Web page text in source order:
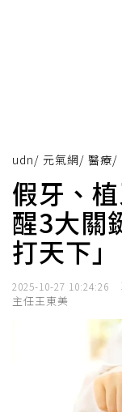
udn/ 元氣網/ 醫療/
假牙、
醒3大關
打天下」
2025-10-27 10:24:26
主任王東美